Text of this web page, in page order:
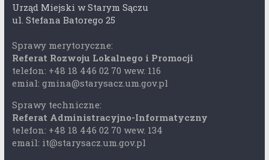
Urząd Miejski w Starym Sączu
ul. Stefana Batorego 25
Sprawy merytoryczne:
Referat Rozwoju Lokalnego i Promocji
telefon: +48 18 446 02 70 wew. 116
emial: gmina@starysacz.um.gov.pl
Sprawy techniczne:
Referat Administracyjno-Informatyczny
telefon: +48 18 446 02 70 wew. 134
email: it@starysacz.um.gov.pl